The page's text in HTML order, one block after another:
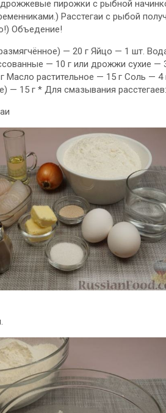
пирожки с рыбной
Расстегаи с рыбой
Объедение!
— 20 г Яйцо — 1 шт.
— 10 г или дрожжи сухие —
Масло растительное — 15 г Соль —
— 15 г * Для смазывания